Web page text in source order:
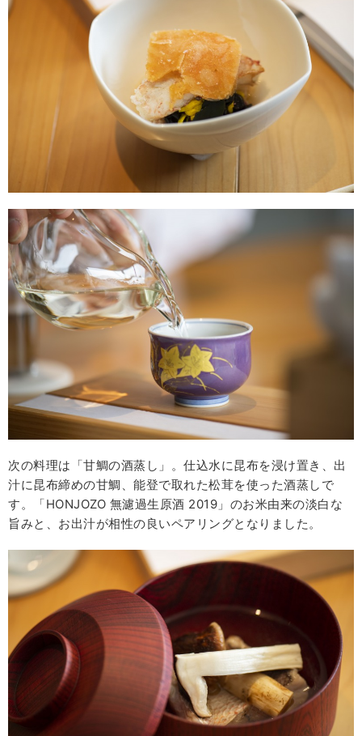
次の料理は「甘鯛の酒蒸し」。仕込水に昆布を浸け置き、出
汁に昆布締めの甘鯛、能登で取れた松茸を使った酒蒸しで
す。「HONJOZO 無濾過生原酒 2019」のお米由来の淡白な
旨みと、お出汁が相性の良いペアリングとなりました。